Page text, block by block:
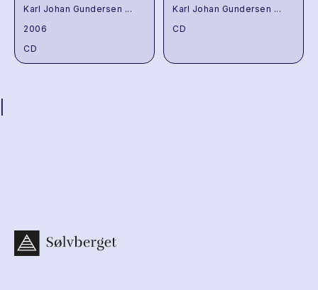
Karl Johan Gundersen ...
2006
CD
Karl Johan Gundersen ...
CD